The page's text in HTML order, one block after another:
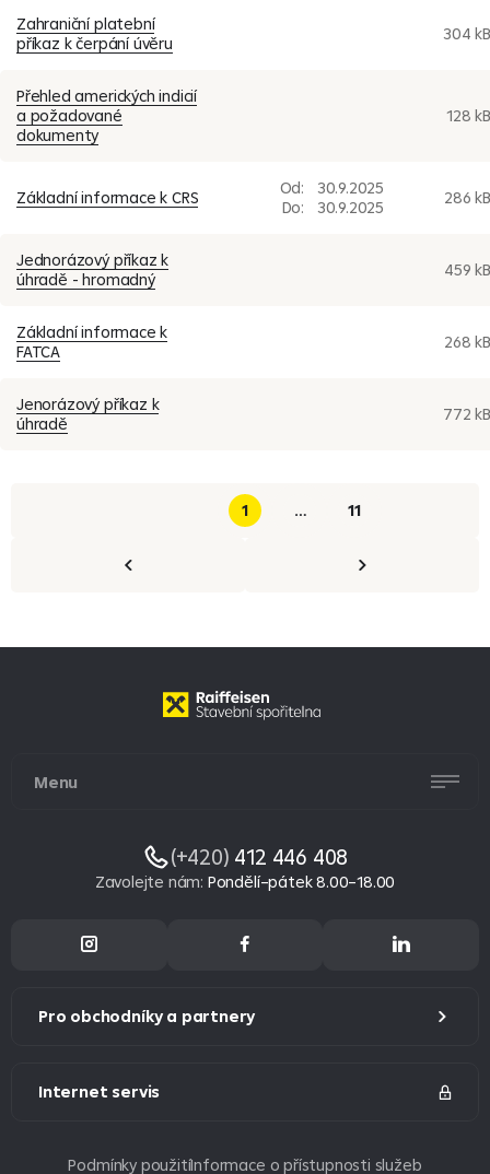
Zahraniční platební
příkaz k čerpání úvěru
304 kB
Přehled amerických indicií
a požadované
dokumenty
128 kB
Základní informace k CRS Od:
30.9.2025
Do:
30.9.2025 286 kB
Jednorázový příkaz k
úhradě - hromadný
459 kB
Základní informace k
FATCA
268 kB
Jenorázový příkaz k
úhradě
772 kB
1 … 11
Menu
(+420) 412 446 408
Zavolejte nám: Pondělí–pátek 8.00–18.00
Pro obchodníky a partnery
Internet servis
Podmínky použitíInformace o přístupnosti služeb